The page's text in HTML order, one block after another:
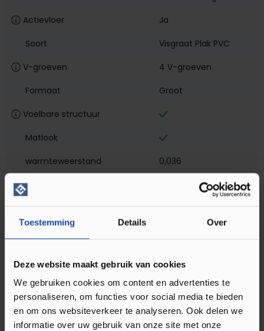
Toestemming Details Over
Deze website maakt gebruik van cookies
We gebruiken cookies om content en advertenties te
personaliseren, om functies voor social media te bieden
en om ons websiteverkeer te analyseren. Ook delen we
informatie over uw gebruik van onze site met onze
Actievloer
Ja
Soort
Visgraat Plak PVC
V-groeven
4 V-groeven
Formaat
Groot
Voelbare structuur
Matlook
warmteweerstand
0,036
Vloerverwarming geschikt
Fabrieksgarantie
Breedte in cm
15,8
Dikte in mm
2,5